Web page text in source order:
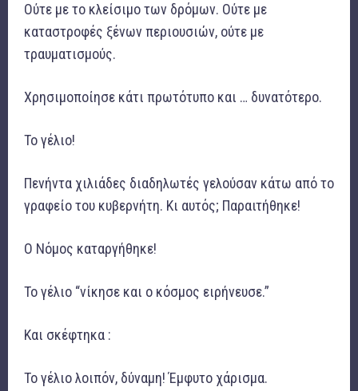
Ούτε με το κλείσιμο των δρόμων. Ούτε με
καταστροφές ξένων περιουσιών, ούτε με
τραυματισμούς.
Χρησιμοποίησε κάτι πρωτότυπο και … δυνατότερο.
Το γέλιο!
Πενήντα χιλιάδες διαδηλωτές γελούσαν κάτω από το
γραφείο του κυβερνήτη. Κι αυτός; Παραιτήθηκε!
Ο Νόμος καταργήθηκε!
Το γέλιο “νίκησε και ο κόσμος ειρήνευσε.”
Και σκέφτηκα :
Το γέλιο λοιπόν, δύναμη! Έμφυτο χάρισμα.